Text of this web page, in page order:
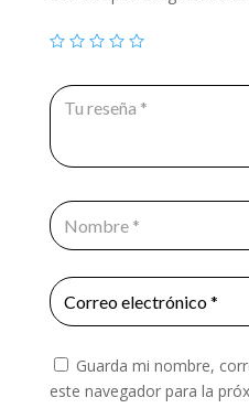
Guarda mi nombre,
este navegador para la